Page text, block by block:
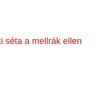
séta a mellrák ellen